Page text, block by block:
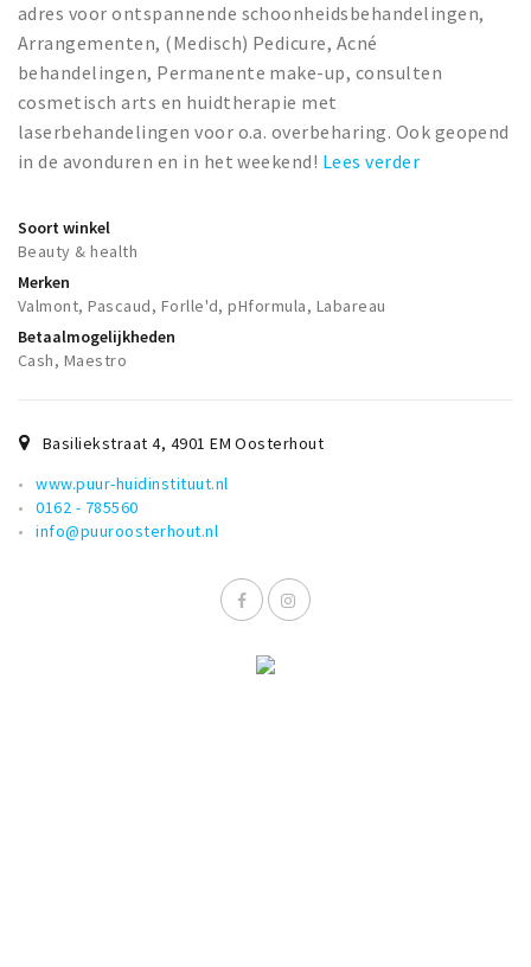
Natuurgebieden
Party pics
Eten
Drinken
Recreatief
Winkels
Winkelgebieden
Deals
Inloggen
adres voor ontspannende schoonheidsbehandelingen,
Arrangementen, (Medisch) Pedicure, Acné
behandelingen, Permanente make-up, consulten
cosmetisch arts en huidtherapie met
laserbehandelingen voor o.a. overbeharing. Ook geopend
in de avonduren en in het weekend! Lees verder
Soort winkel
Beauty & health
Merken
Valmont, Pascaud, Forlle'd, pHformula, Labareau
Betaalmogelijkheden
Cash, Maestro
Basiliekstraat 4, 4901 EM Oosterhout
www.puur-huidinstituut.nl
0162 - 785560
info@puuroosterhout.nl